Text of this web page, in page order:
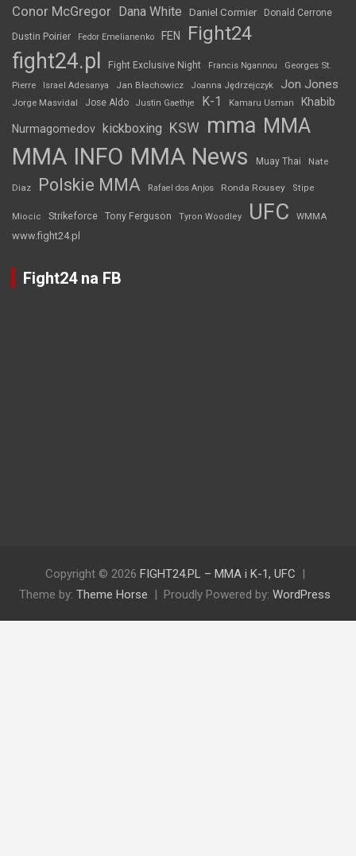
Conor McGregor Dana White Daniel Cormier Donald Cerrone
Dustin Poirier Fedor Emelianenko FEN Fight24
fight24.pl Fight Exclusive Night Francis Ngannou
Georges St.
Pierre
Israel Adesanya Jan Błachowicz Joanna Jędrzejczyk Jon Jones
Jorge Masvidal Jose Aldo Justin Gaethje K-1 Kamaru Usman Khabib
Nurmagomedov kickboxing KSW mma MMA
MMA INFO MMA News Muay Thai Nate
Diaz Polskie MMA Rafael dos Anjos Ronda Rousey Stipe
Miocic Strikeforce Tony Ferguson Tyron Woodley UFC WMMA
www.fight24.pl
Fight24 na FB
Copyright © 2026 FIGHT24.PL – MMA i K-1, UFC
Theme by: Theme Horse Proudly Powered by: WordPress